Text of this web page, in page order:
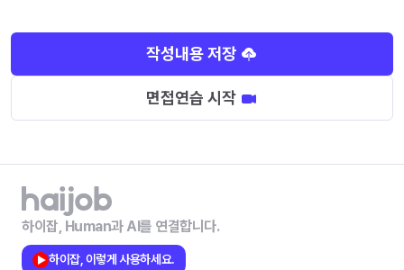
작성내용 저장
면접연습 시작
하이잡, Human과 AI를 연결합니다.
하이잡, 이렇게 사용하세요.